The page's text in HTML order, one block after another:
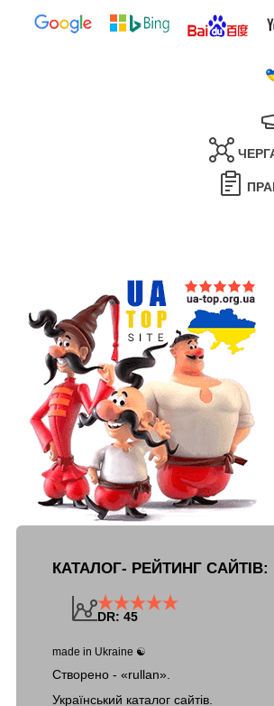
КАТАЛОГ- РЕЙТИНГ САЙТІВ:
DR: 45
made in Ukraine ☯
Створено - «rullan».
Український каталог сайтів.